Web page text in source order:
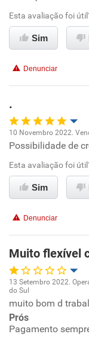
Ambiente de
Conciliação com
Recomenda a
Esta avaliação foi
Sim
Denunciar
.
Oportunidade de
Ambiente de
Benefícios
Recomenda
Recomenda
10 Novembro 2022.
Possibilidade de
Esta avaliação foi
Sim
Denunciar
Muito flexível
Oportunidade de
Ambiente de
13 Setembro 2022.
do Sul
muito bom d
Prós
Pagamento